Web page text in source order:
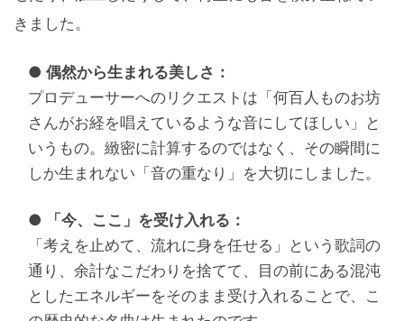
きました。
● 偶然から生まれる美しさ：
プロデューサーへのリクエストは「何百人ものお坊
さんがお経を唱えているような音にしてほしい」と
いうもの。緻密に計算するのではなく、その瞬間に
しか生まれない「音の重なり」を大切にしました。
● 「今、ここ」を受け入れる：
「考えを止めて、流れに身を任せる」という歌詞の
通り、余計なこだわりを捨てて、目の前にある混沌
としたエネルギーをそのまま受け入れることで、こ